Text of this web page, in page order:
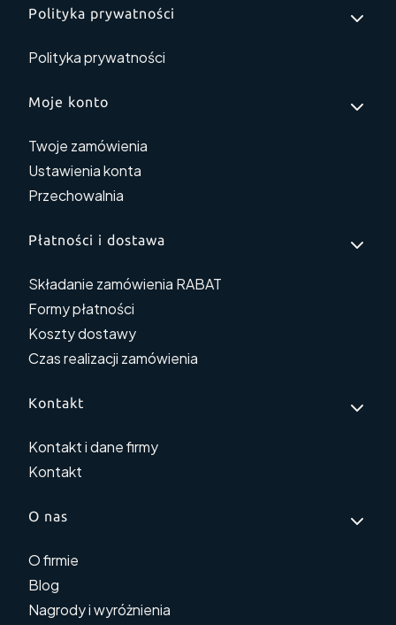
Polityka prywatności
Polityka prywatności
Moje konto
Twoje zamówienia
Ustawienia konta
Przechowalnia
Płatności i dostawa
Składanie zamówienia RABAT
Formy płatności
Koszty dostawy
Czas realizacji zamówienia
Kontakt
Kontakt i dane firmy
Kontakt
O nas
O firmie
Blog
Nagrody i wyróżnienia